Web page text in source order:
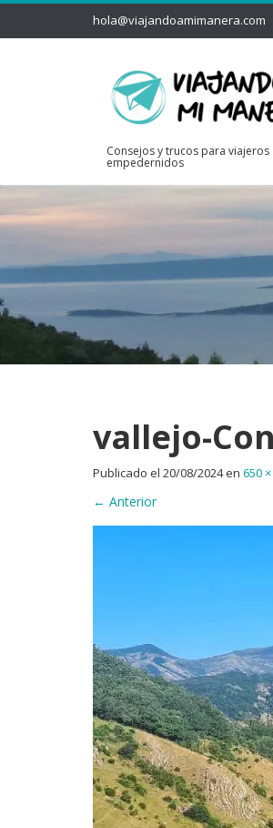
hola@viajandoamimanera.com
Consejos y trucos para viajeros
empedernidos
vallejo-
Publicado el 20/08/2024en 650
← Anterior